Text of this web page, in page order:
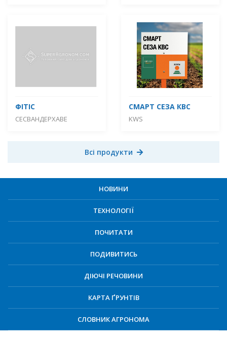
ФІТІС
СЕСВАНДЕРХАВЕ
СМАРТ СЕЗА КВС
KWS
Всі продукти
НОВИНИ
ТЕХНОЛОГІЇ
ПОЧИТАТИ
ПОДИВИТИСЬ
ДІЮЧІ РЕЧОВИНИ
КАРТА ҐРУНТІВ
СЛОВНИК АГРОНОМА